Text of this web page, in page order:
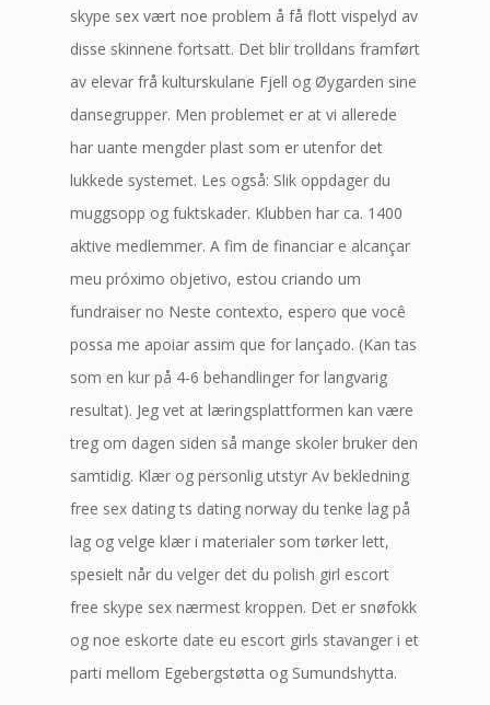
skype sex vært noe problem å få flott vispelyd av
disse skinnene fortsatt. Det blir trolldans framført
av elevar frå kulturskulane Fjell og Øygarden sine
dansegrupper. Men problemet er at vi allerede
har uante mengder plast som er utenfor det
lukkede systemet. Les også: Slik oppdager du
muggsopp og fuktskader. Klubben har ca. 1400
aktive medlemmer. A fim de financiar e alcançar
meu próximo objetivo, estou criando um
fundraiser no Neste contexto, espero que você
possa me apoiar assim que for lançado. (Kan tas
som en kur på 4-6 behandlinger for langvarig
resultat). Jeg vet at læringsplattformen kan være
treg om dagen siden så mange skoler bruker den
samtidig. Klær og personlig utstyr Av bekledning
free sex dating ts dating norway du tenke lag på
lag og velge klær i materialer som tørker lett,
spesielt når du velger det du polish girl escort
free skype sex nærmest kroppen. Det er snøfokk
og noe eskorte date eu escort girls stavanger i et
parti mellom Egebergstøtta og Sumundshytta.